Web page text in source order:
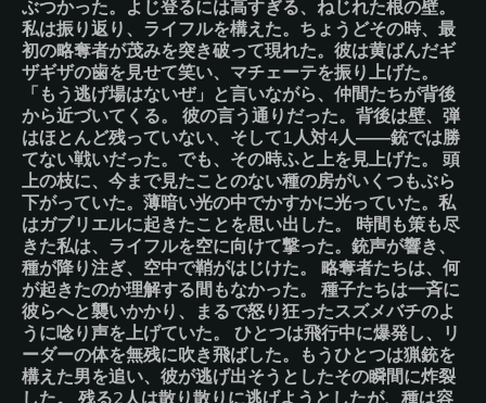
ぶつかった。よじ登るには高すぎる、ねじれた根の壁。
私は振り返り、ライフルを構えた。ちょうどその時、最
初の略奪者が茂みを突き破って現れた。彼は黄ばんだギ
ザギザの歯を見せて笑い、マチェーテを振り上げた。
「もう逃げ場はないぜ」と言いながら、仲間たちが背後
から近づいてくる。 彼の言う通りだった。背後は壁、弾
はほとんど残っていない、そして1人対4人――銃では勝
てない戦いだった。でも、その時ふと上を見上げた。 頭
上の枝に、今まで見たことのない種の房がいくつもぶら
下がっていた。薄暗い光の中でかすかに光っていた。私
はガブリエルに起きたことを思い出した。 時間も策も尽
きた私は、ライフルを空に向けて撃った。銃声が響き、
種が降り注ぎ、空中で鞘がはじけた。 略奪者たちは、何
が起きたのか理解する間もなかった。 種子たちは一斉に
彼らへと襲いかかり、まるで怒り狂ったスズメバチのよ
うに唸り声を上げていた。 ひとつは飛行中に爆発し、リ
ーダーの体を無残に吹き飛ばした。もうひとつは猟銃を
構えた男を追い、彼が逃げ出そうとしたその瞬間に炸裂
した。 残る2人は散り散りに逃げようとしたが、種は容